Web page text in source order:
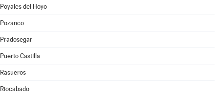
Poyales del Hoyo
Pozanco
Pradosegar
Puerto Castilla
Rasueros
Riocabado